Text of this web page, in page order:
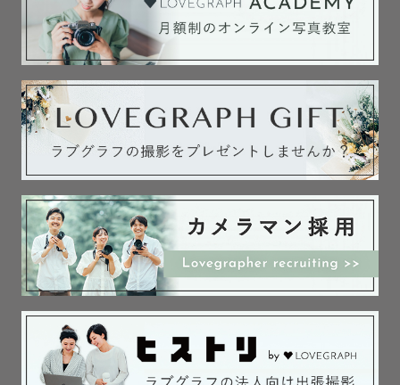
現在、愛知県で活動をしておりますが
ご相談いただければエリア外も出張可能です🌈
(地域によっては追加で交通費をいただきます🚗)